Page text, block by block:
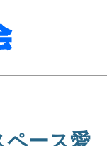
ペース愛